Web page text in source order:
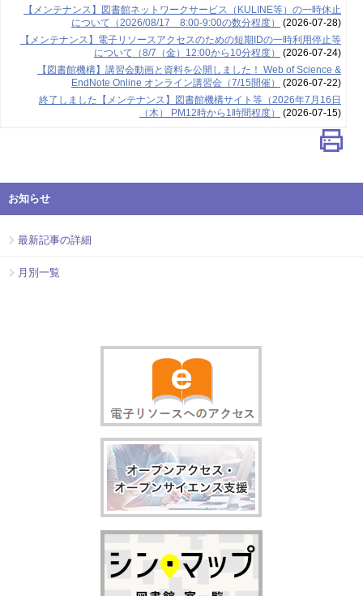
【メンテナンス】図書館ネットワークサービス（KULINE等）の一時休止
について（2026/08/17 8:00-9:00の数分程度）
(2026-07-28)
【メンテナンス】電子リソースアクセスのための短期IDの一時利用停止等
について（8/7（金）12:00から10分程度）
(2026-07-24)
【図書館機構】講習会動画と資料を公開しました！ Web of Science &
EndNote Online オンライン講習会（7/15開催）
(2026-07-22)
終了しました【メンテナンス】図書館機構サイト等（2026年7月16日
（木） PM12時から1時間程度）
(2026-07-15)
お知らせ
最新記事の詳細
月別一覧